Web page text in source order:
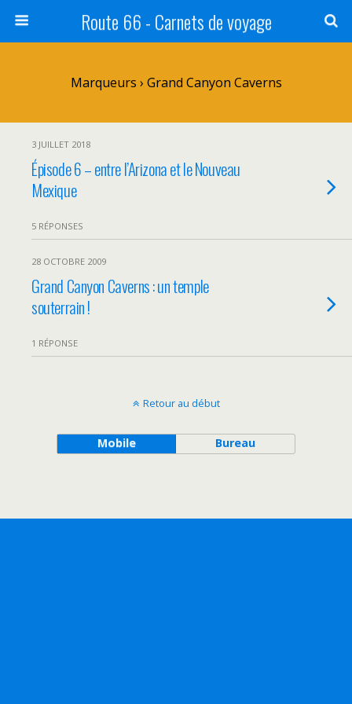
Route 66 - Carnets de voyage
Marqueurs › Grand Canyon Caverns
3 JUILLET 2018
Épisode 6 – entre l’Arizona et le Nouveau
Mexique
5 RÉPONSES
28 OCTOBRE 2009
Grand Canyon Caverns : un temple
souterrain !
1 RÉPONSE
Retour au début
Mobile Bureau